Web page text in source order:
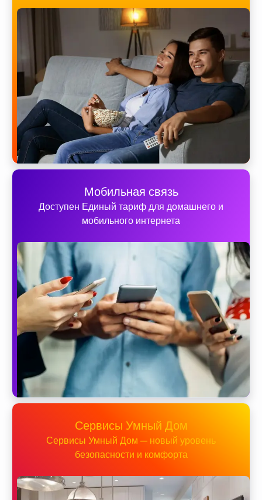
Мобильная связь
Доступен Единый тариф для домашнего и
мобильного интернета
Сервисы Умный Дом
Сервисы Умный Дом — новый уровень
безопасности и комфорта